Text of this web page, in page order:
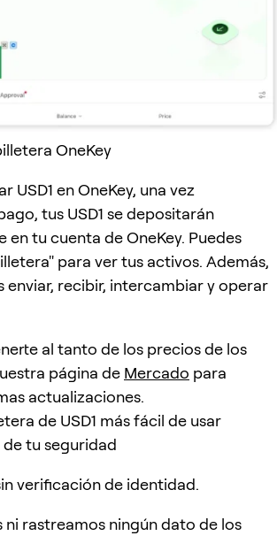
OneKey
USD1 en OneKey, una vez
tus USD1 se depositarán
en tu cuenta de OneKey. Puedes
para ver tus activos. Además,
enviar, recibir, intercambiar y operar
al tanto de los precios de los
página de Mercado para
actualizaciones.
de USD1 más fácil de usar
tu seguridad
verificación de identidad.
ni rastreamos ningún dato de los